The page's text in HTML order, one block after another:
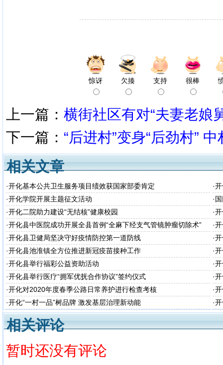
惊讶 欠揍 支持 很棒
上一篇： 横街社区有对“夫妻老娘
下一篇： “后进村”变身“后劲村”
相关文章
·开化基本公共卫生服务项目绩效获国家部委肯定 ·
·开化学院开展主题征文活动 ·
·开化二院助力建设“无结核”健康校园 ·
·开化县中医院成功开展全县首例“全麻下经支气管镜肿瘤切除术” ·
·开化县卫健局坚决守好疫情防控第一道防线 ·
·开化县池淮镇全方位推进新冠疫苗接种工作 ·
·开化县举行福彩公益资助活动 ·
·开化县举行医疗“拥军优抚合作协议”签约仪式 ·
·开化对2020年度春季公路日常养护进行检查考核 ·
·开化“一村一品”树品牌 激发基层治理新动能 ·
相关评论
暂时还没有评论